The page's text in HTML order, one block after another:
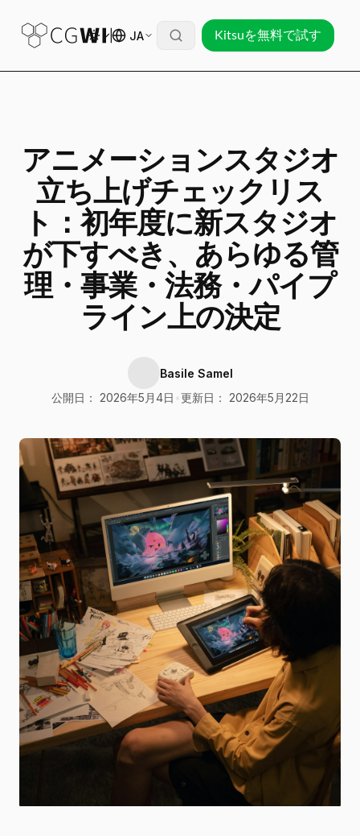
JA Kitsuを無料で試す
アニメーションスタジオ
立ち上げチェックリス
ト：初年度に新スタジオ
が下すべき、あらゆる管
理・事業・法務・パイプ
ライン上の決定
Basile Samel
公開日： 2026年5月4日 更新日： 2026年5月22日